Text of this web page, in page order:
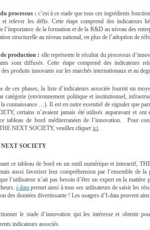
processus : c’est à ce stade que tous ces ingrédients
et relever les défis. Cette étape comprend des indicateurs
l’importance de la formation et de la R&D au niveau des
structurelle au niveau national, en plus de l’adoption de
production : elle représente le résultat du processus
sont diffusés. Cette étape comprend des indicateurs
produits innovants sur les marchés internationaux et au
de ces phases, la liste d’indicateurs associée fournit un
catégorie (environnement politique et institutionnel,
connaissance …). Il est en outre essentiel de signaler que
certains n’avaient jamais été utilisés auparavant et
tableau de bord méditerranéen de l’innovation.
Pour
NEXT SOCIETY, veuillez cliquer ici.
SOCIETY
ce tableau de bord en un outil numérique et interactif,
aussi favoriser leur compréhension par l’ensemble de
l’utilisateur n’ait pas besoin d’être un expert en la
i-data permet ainsi à tous ses utilisateurs de saisir les
des données divertissante ! Les usagers d’I-data peuvent
le stade d’innovation qui les intéresse et obtenir
indicateurs associés.